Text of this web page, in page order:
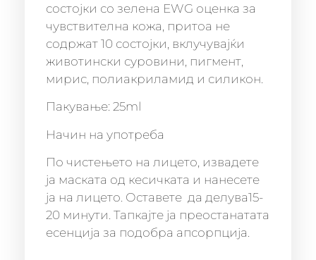
состојки со зелена EWG оценка за
чувствителна кожа, притоа не
содржат 10 состојки, вклучувајќи
животински суровини, пигмент,
мирис, полиакриламид и силикон.
Пакување: 25ml
Начин на употреба
По чистењето на лицето, извадете
ја маската од кесичката и нанесете
ја на лицето. Оставете да делува15-
20 минути. Тапкајте ја преостанатата
есенција за подобра апсорпција.